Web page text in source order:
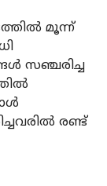
മൂന്ന്
സഞ്ചരിച്ച
രണ്ട്